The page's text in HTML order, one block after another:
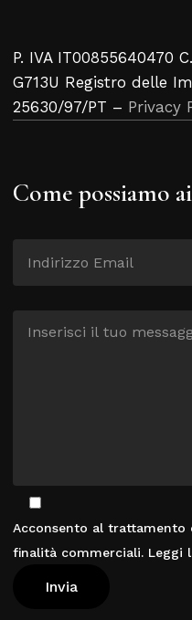
P. IVA IT00855640470
G713U Registro delle
25630/97/PT – Privacy
Come possiamo
Acconsento al trattamento
finalità commerciali. Leggi